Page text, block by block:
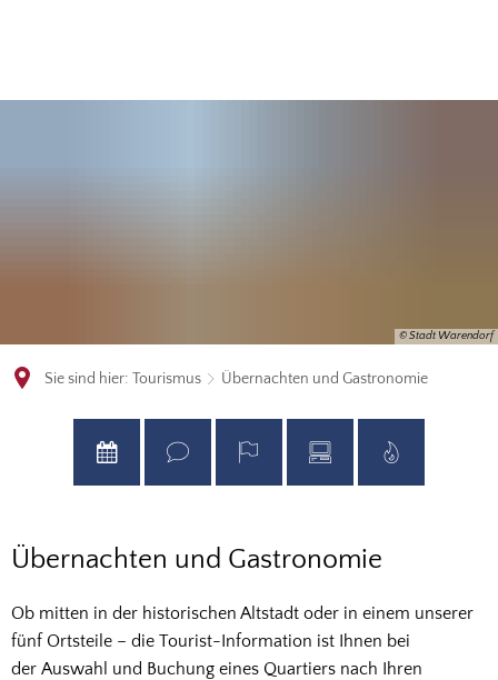
© Stadt Warendorf
Sie sind hier: Tourismus Übernachten und Gastronomie
Übernachten
und
Gastronomie
Übernachten und Gastronomie
Ob mitten in der historischen Altstadt oder in einem unserer
fünf Ortsteile – die Tourist-Information ist Ihnen bei
der Auswahl und Buchung eines Quartiers nach Ihren